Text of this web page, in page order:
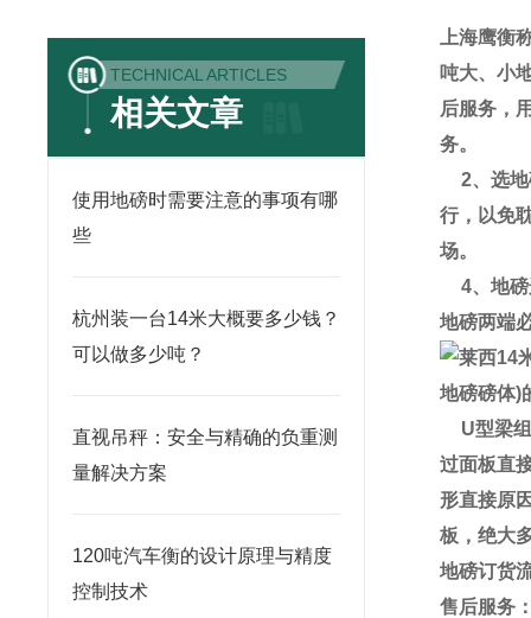
TECHNICAL ARTICLES
相关文章
使用地磅时需要注意的事项有哪
些
杭州装一台14米大概要多少钱？
可以做多少吨？
直视吊秤：安全与精确的负重测
量解决方案
120吨汽车衡的设计原理与精度
控制技术
上海鹰衡
吨大、小
后服务，
务。
2、选
行，以免
场。
4、地
地磅两端
地磅磅体)
U型梁
过面板直
形直接原
板，绝大
地磅订货
售后服务